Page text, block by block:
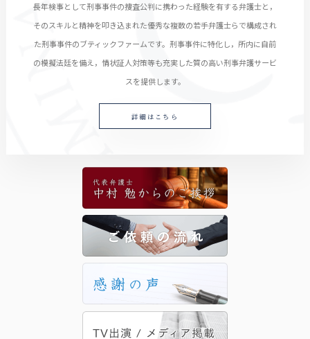
長年検事として刑事事件の捜査公判に携わった経験を有する弁護士と，
そのスキルと精神を叩き込まれた優秀な複数の若手弁護士らで構成され
た刑事事件のブティックファームです。刑事事件に特化し，所内に自前
の模擬法廷を備え，情状証人対策等も充実した質の高い刑事弁護サービ
スを提供します。
詳細はこちら